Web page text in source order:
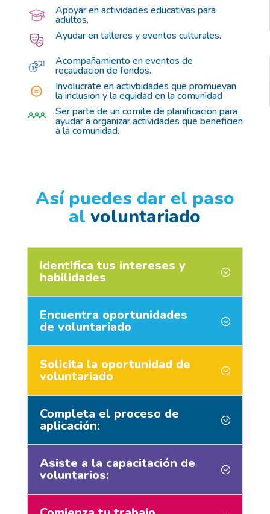
Apoyar en actividades educativas para
adultos.
Ayudar en talleres y eventos culturales.
Acompañamiento en eventos de
recaudacion de fondos.
Involucrate en activbidades que promuevan
la inclusion y la equidad en la comunidad
Ser parte de un comite de planificacion para
ayudar a organizar actividades que beneficien
a la comunidad.
Así puedes dar el paso
al voluntariado
Identifica tus intereses y
habilidades
Encuentra oportunidades
de voluntariado
Solicita la oportunidad de
voluntariado
Completa el proceso de
aplicación:
Asiste a la capacitación de
voluntarios: